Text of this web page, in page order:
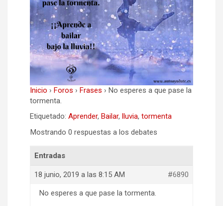
Inicio › Foros › Frases › No esperes a que pase la
tormenta.
Etiquetado: Aprender, Bailar, lluvia, tormenta
Mostrando 0 respuestas a los debates
Entradas
18 junio, 2019 a las 8:15 AM #6890
No esperes a que pase la tormenta.